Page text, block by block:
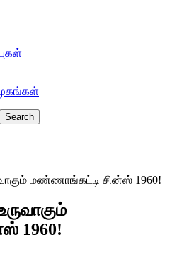
மண்ணாங்கட்டி சின்ஸ் 1960!
1960!